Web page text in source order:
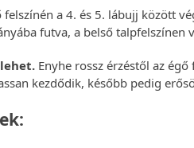
a 4. és 5. lábujj között
futva, a belső talpfelszínen
Enyhe rossz érzéstől az
kezdődik, később pedig